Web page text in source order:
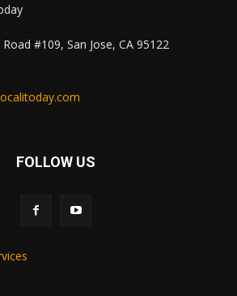
#109, San Jose, CA 95122
FOLLOW US